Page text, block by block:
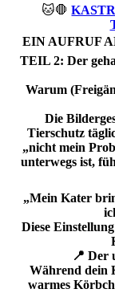
🐱🛑
EIN AUFRUF
TEIL 2: Der
Warum
Die
Tierschutz
„nicht mein
unterwegs ist,
„Mein Kater
Diese
📍 Der
Während dein
warmes